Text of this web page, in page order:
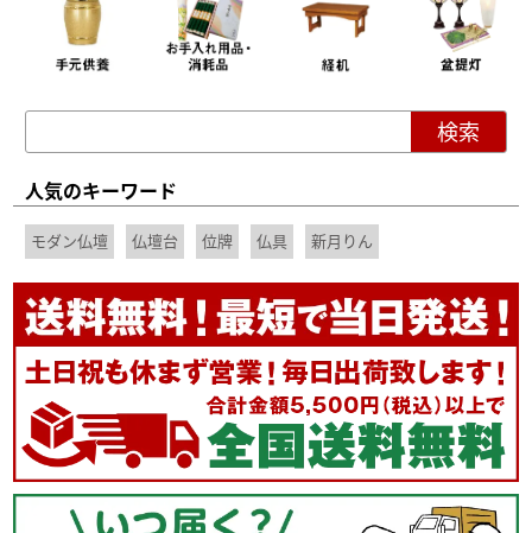
人気のキーワード
モダン仏壇 仏壇台 位牌 仏具 新月りん